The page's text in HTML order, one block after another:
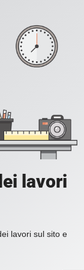
lavori
lavori sul sito e